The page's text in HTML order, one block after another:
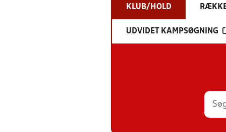
KLUB/HOLD
UDVIDET KAMPSØGNING